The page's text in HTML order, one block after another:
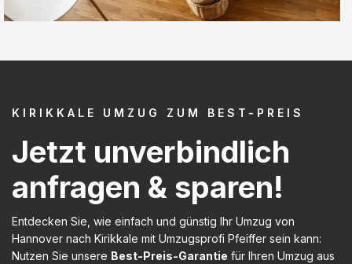
KIRIKKALE UMZUG ZUM BEST-PREIS
Jetzt unverbindlich
anfragen & sparen!
Entdecken Sie, wie einfach und günstig Ihr Umzug von
Hannover nach Kirikkale mit Umzugsprofi Pfeiffer sein kann:
Nutzen Sie unsere Best-Preis-Garantie für Ihren Umzug aus